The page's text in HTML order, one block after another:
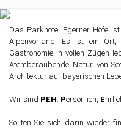
Das Parkhotel Egerner Höfe
Alpenvorland. Es ist ein
Gastronomie in vollen Zügen
Atemberaubende Natur von
Architektur auf bayerischen
Wir sind PEH: Persönlich, E
Sollten Sie sich darin wieder